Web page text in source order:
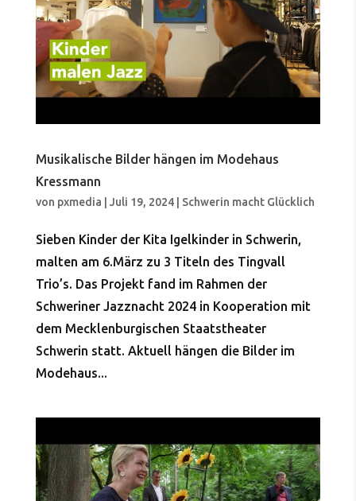
Musikalische Bilder hängen im Modehaus
Kressmann
von pxmedia Juli 19, 2024| Schwerin macht Glücklich
Sieben Kinder der Kita Igelkinder in Schwerin,
malten am 6.März zu 3 Titeln des Tingvall
Trio’s. Das Projekt fand im Rahmen der
Schweriner Jazznacht 2024 in Kooperation mit
dem Mecklenburgischen Staatstheater
Schwerin statt. Aktuell hängen die Bilder im
Modehaus...